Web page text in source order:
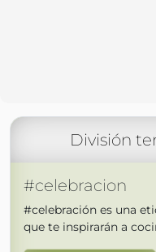
División
#celebracion
#celebración es una
que te inspirarán a